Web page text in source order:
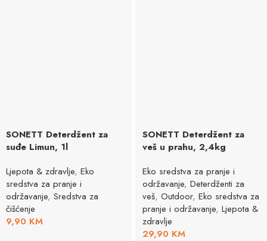
SONETT Deterdžent za
suđe Limun, 1l
Ljepota & zdravlje, Eko
sredstva za pranje i
održavanje, Sredstva za
čišćenje
9,90 KM
SONETT Deterdžent za
veš u prahu, 2,4kg
Eko sredstva za pranje i
održavanje, Deterdženti za
veš, Outdoor, Eko sredstva za
pranje i održavanje, Ljepota &
zdravlje
29,90 KM